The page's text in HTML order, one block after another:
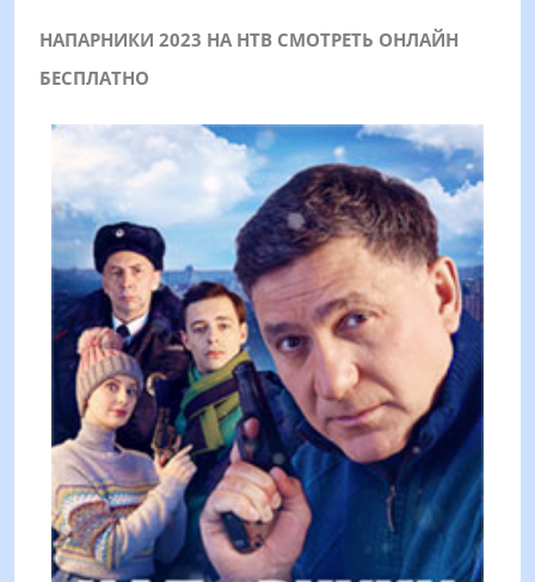
НАПАРНИКИ 2023 НА НТВ СМОТРЕТЬ ОНЛАЙН
БЕСПЛАТНО